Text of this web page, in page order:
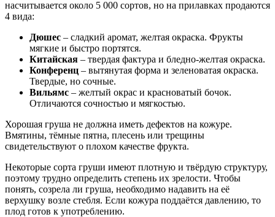
насчитывается около 5 000 сортов, но на прилавках продаются
4 вида:
Дюшес – сладкий аромат, желтая окраска. Фрукты
мягкие и быстро портятся.
Китайская – твердая фактура и бледно-желтая окраска.
Конференц – вытянутая форма и зеленоватая окраска.
Твердые, но сочные.
Вильямс – желтый окрас и красноватый бочок.
Отличаются сочностью и мягкостью.
Хорошая груша не должна иметь дефектов на кожуре.
Вмятины, тёмные пятна, плесень или трещины
свидетельствуют о плохом качестве фрукта.
Некоторые сорта груши имеют плотную и твёрдую структуру,
поэтому трудно определить степень их зрелости. Чтобы
понять, созрела ли груша, необходимо надавить на её
верхушку возле стебля. Если кожура поддаётся давлению, то
плод готов к употреблению.